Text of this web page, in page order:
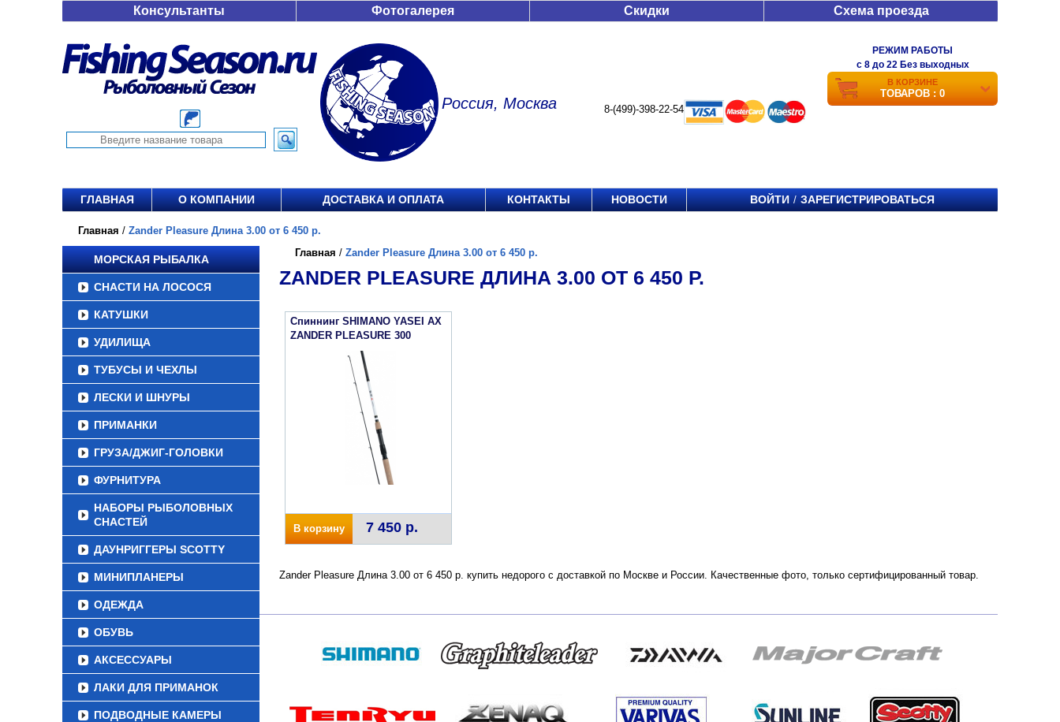
Консультанты Фотогалерея Скидки Схема проезда
Россия, Москва 8-(499)-398-22-54
РЕЖИМ РАБОТЫ
c 8 до 22 Без выходных
В КОРЗИНЕ
ТОВАРОВ : 0
ГЛАВНАЯ О КОМПАНИИ ДОСТАВКА И ОПЛАТА КОНТАКТЫ НОВОСТИ ВОЙТИ / ЗАРЕГИСТРИРОВАТЬСЯ
Главная / Zander Pleasure Длина 3.00 от 6 450 р.
МОРСКАЯ РЫБАЛКА
СНАСТИ НА ЛОСОСЯ
КАТУШКИ
УДИЛИЩА
ТУБУСЫ И ЧЕХЛЫ
ЛЕСКИ И ШНУРЫ
ПРИМАНКИ
ГРУЗА/ДЖИГ-ГОЛОВКИ
ФУРНИТУРА
НАБОРЫ РЫБОЛОВНЫХ
СНАСТЕЙ
ДАУНРИГГЕРЫ SCOTTY
МИНИПЛАНЕРЫ
ОДЕЖДА
ОБУВЬ
АКСЕССУАРЫ
ЛАКИ ДЛЯ ПРИМАНОК
ПОДВОДНЫЕ КАМЕРЫ
Главная / Zander Pleasure Длина 3.00 от 6 450 р.
ZANDER PLEASURE ДЛИНА 3.00 ОТ 6 450 Р.
Спиннинг SHIMANO YASEI АХ
ZANDER PLEASURE 300
В корзину 7 450 р.
Zander Pleasure Длина 3.00 от 6 450 р. купить недорого с доставкой по Москве и России. Качественные фото, только сертифицированный товар.